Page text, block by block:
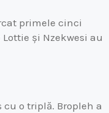
primele cinci
și Nzekwesi au
o triplă. Bropleh a